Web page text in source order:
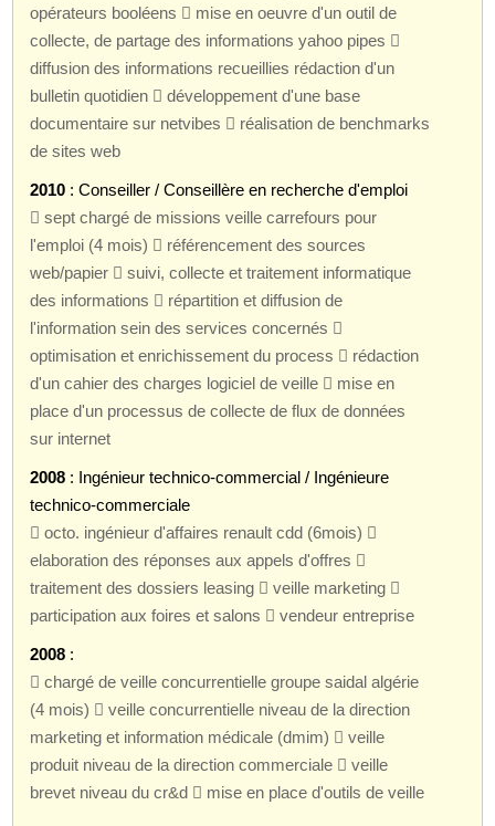
opérateurs booléens  mise en oeuvre d'un outil de
collecte, de partage des informations yahoo pipes 
diffusion des informations recueillies rédaction d'un
bulletin quotidien  développement d'une base
documentaire sur netvibes  réalisation de benchmarks
de sites web
2010 : Conseiller / Conseillère en recherche d'emploi
 sept chargé de missions veille carrefours pour
l'emploi (4 mois)  référencement des sources
web/papier  suivi, collecte et traitement informatique
des informations  répartition et diffusion de
l'information sein des services concernés 
optimisation et enrichissement du process  rédaction
d'un cahier des charges logiciel de veille  mise en
place d'un processus de collecte de flux de données
sur internet
2008 : Ingénieur technico-commercial / Ingénieure
technico-commerciale
 octo. ingénieur d'affaires renault cdd (6mois) 
elaboration des réponses aux appels d'offres 
traitement des dossiers leasing  veille marketing 
participation aux foires et salons  vendeur entreprise
2008 :
 chargé de veille concurrentielle groupe saidal algérie
(4 mois)  veille concurrentielle niveau de la direction
marketing et information médicale (dmim)  veille
produit niveau de la direction commerciale  veille
brevet niveau du cr&d  mise en place d'outils de veille